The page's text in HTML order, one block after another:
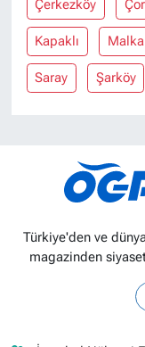
Çerkezköy
Kapaklı
Saray Şarköy
Türkiye'den ve
magazinden